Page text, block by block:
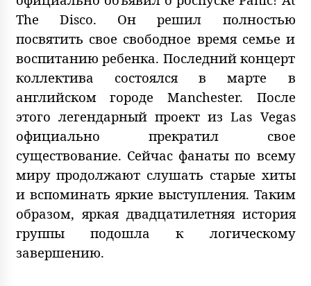
The Disco. Он решил полностью
посвятить свое свободное время семье и
воспитанию ребенка. Последний концерт
коллектива состоялся в марте в
английском городе Manchester. После
этого легендарный проект из Las Vegas
официально прекратил свое
существование. Сейчас фанаты по всему
миру продолжают слушать старые хиты
и вспоминать яркие выступления. Таким
образом, яркая двадцатилетняя история
группы подошла к логическому
завершению.